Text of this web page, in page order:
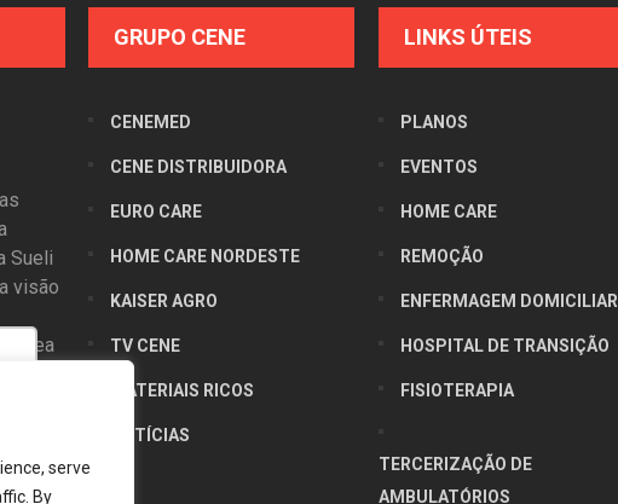
serve
By
Sueli
visão
área
GRUPO CENE
CENEMED
CENE DISTRIBUIDORA
EURO CARE
HOME CARE NORDESTE
KAISER AGRO
TV CENE
MATERIAIS RICOS
NOTÍCIAS
LINKS ÚTEIS
PLANOS
EVENTOS
HOME CARE
REMOÇÃO
ENFERMAGEM DOMICILIAR
HOSPITAL DE TRANSIÇÃO
FISIOTERAPIA
TERCERIZAÇÃO DE
AMBULATÓRIOS